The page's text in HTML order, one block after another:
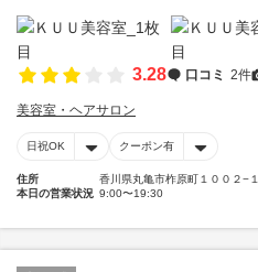
3.28 口コミ 2件
美容室・ヘアサロン
日祝OK クーポン有
住所
香川県丸亀市柞原町１００２−１
本日の営業状況 9:00〜19:30